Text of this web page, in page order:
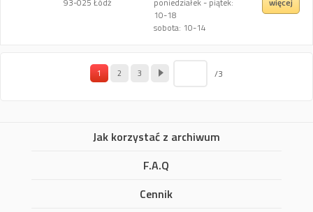
10-18
sobota: 10-14
1 2 3 /3
Jak korzystać z archiwum
F.A.Q
Cennik